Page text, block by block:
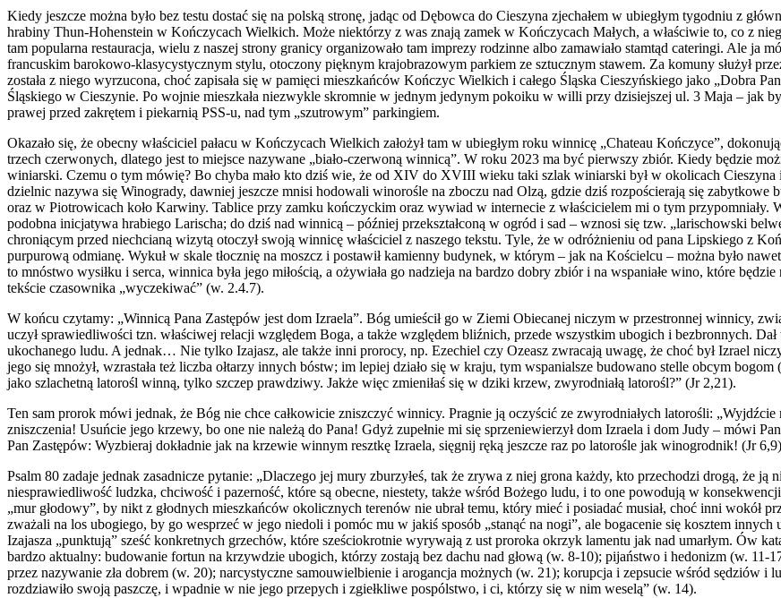
Kiedy jeszcze można było bez testu dostać się na polską stronę, jadąc od Dębowca do Cieszyna zjechałem w ubiegłym tygodniu z
hrabiny Thun-Hohenstein w Kończycach Wielkich. Może niektórzy z was znają zamek w Kończycach Małych, a właściwie to, co z
tam popularna restauracja, wielu z naszej strony granicy organizowało tam imprezy rodzinne albo zamawiało stamtąd cateringi. Ale ja
francuskim barokowo-klasycystycznym stylu, otoczony pięknym krajobrazowym parkiem ze sztucznym stawem. Za komuny służył
została z niego wyrzucona, choć zapisała się w pamięci mieszkańców Kończyc Wielkich i całego Śląska Cieszyńskiego jako „Dobra
Śląskiego w Cieszynie. Po wojnie mieszkała niezwykle skromnie w jednym jedynym pokoiku w willi przy dzisiejszej ul. 3 Maja – jak
prawej przed zakrętem i piekarnią PSS-u, nad tym „szutrowym” parkingiem.
Okazało się, że obecny właściciel pałacu w Kończycach Wielkich założył tam w ubiegłym roku winnicę „Chateau Kończyce”,
trzech czerwonych, dlatego jest to miejsce nazywane „biało-czerwoną winnicą”. W roku 2023 ma być pierwszy zbiór. Kiedy będzie
winiarski. Czemu o tym mówię? Bo chyba mało kto dziś wie, że od XIV do XVIII wieku taki szlak winiarski był w okolicach
dzielnic nazywa się Winogrady, dawniej jeszcze mnisi hodowali winorośle na zboczu nad Olzą, gdzie dziś rozpościerają się
oraz w Piotrowicach koło Karwiny. Tablice przy zamku kończyckim oraz wywiad w internecie z właścicielem mi o tym przypomniały.
podobna inicjatywa hrabiego Larischa; do dziś nad winnicą – później przekształconą w ogród i sad – wznosi się tzw. „larischowski
chroniącym przed niechcianą wizytą otoczył swoją winnicę właściciel z naszego tekstu. Tyle, że w odróżnieniu od pana Lipskiego z
purpurową odmianę. Wykułw skale tłocznię na moszcz i postawił kamienny budynek, w którym – jak na Kościelcu – można było
to mnóstwo wysiłku i serca, winnica była jego miłością, a ożywiała go nadzieja na bardzo dobry zbiór i na wspaniałe wino, które
tekście czasownika „wyczekiwać” (w. 2.4.7).
W końcu czytamy: „Winnicą Pana Zastępów jest dom Izraela”. Bóg umieścił go w Ziemi Obiecanej niczym w przestronnej winnicy,
uczył sprawiedliwości tzn. właściwej relacji względem Boga, a także względem bliźnich, przede wszystkim ubogich i bezbronnych.
ukochanego ludu. A jednak… Nie tylko Izajasz, ale także inni prorocy, np. Ezechiel czy Ozeasz zwracają uwagę, że choć był Izrael
jego się mnożył, wzrastała też liczba ołtarzy innych bóstw; im lepiej działo się w kraju, tym wspanialsze budowano stelle obcym
jako szlachetną latorośl winną, tylko szczep prawdziwy. Jakże więc zmieniłaś się w dziki krzew, zwyrodniałą latorośl?” (Jr 2,21).
Ten sam prorok mówi jednak, że Bóg nie chce całkowicie zniszczyć winnicy. Pragnie ją oczyścić ze zwyrodniałych latorośli: „Wyjdźcie
zniszczenia! Usuńcie jego krzewy, bo one nie należą do Pana! Gdyż zupełnie mi się sprzeniewierzył dom Izraela i dom Judy – mówi
Pan Zastępów: Wyzbieraj dokładnie jak na krzewie winnym resztkę Izraela, sięgnij ręką jeszcze raz po latorośle jak winogrodnik! (Jr
Psalm 80 zadaje jednak zasadnicze pytanie: „Dlaczego jej mury zburzyłeś, tak że zrywa z niej grona każdy, kto przechodzi drogą, że ją
niesprawiedliwość ludzka, chciwość i pazerność, które są obecne, niestety, także wśród Bożego ludu, i to one powodują w
„mur głodowy”, by nikt z głodnych mieszkańców okolicznych terenów nie ubrał temu, który mieć i posiadać musiał, choć inni wokół
zważali na los ubogiego, by go wesprzeć w jego niedoli i pomóc mu w jakiś sposób „stanąć na nogi”, ale bogacenie się kosztem innych
Izajasza „punktują” sześć konkretnych grzechów, które sześciokrotnie wyrywają z ust proroka okrzyk lamentu jak nad umarłym. Ów
bardzo aktualny: budowanie fortun na krzywdzie ubogich, którzy zostają bez dachu nad głową (w. 8-10); pijaństwo i hedonizm (w.
przez nazywanie zła dobrem (w. 20); narcystyczne samouwielbienie i arogancja możnych (w. 21); korupcja i zepsucie wśród sędziów i
rozdziawiło swoją paszczę, i wpadnie w nie jego przepych i zgiełkliwe pospólstwo, i ci, którzy się w nim weselą” (w. 14).